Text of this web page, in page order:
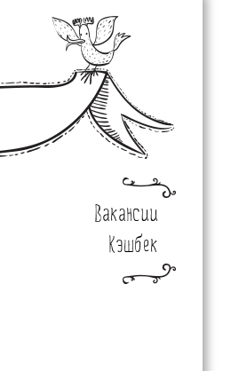
Вакансии
Кэшбек